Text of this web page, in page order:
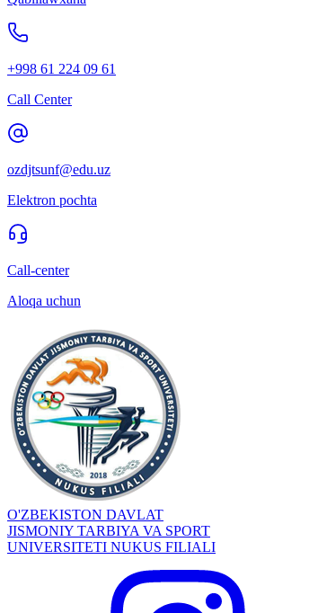
+998 61 224 09 61
Call Center
ozdjtsunf@edu.uz
Elektron pochta
Call-center
Aloqa uchun
O'ZBEKISTON DAVLAT
JISMONIY TARBIYA VA SPORT
UNIVERSITETI NUKUS FILIALI